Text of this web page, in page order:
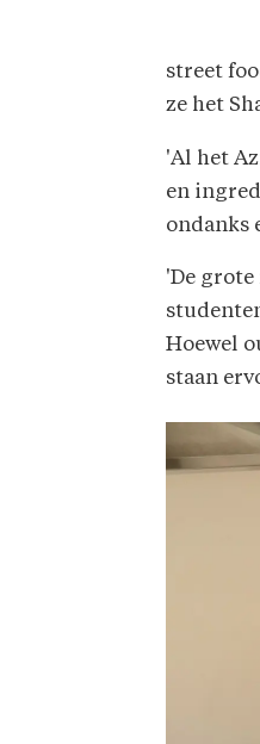
street
ze het
'Al het
en
ondanks
'De grote
Hoewel
staan